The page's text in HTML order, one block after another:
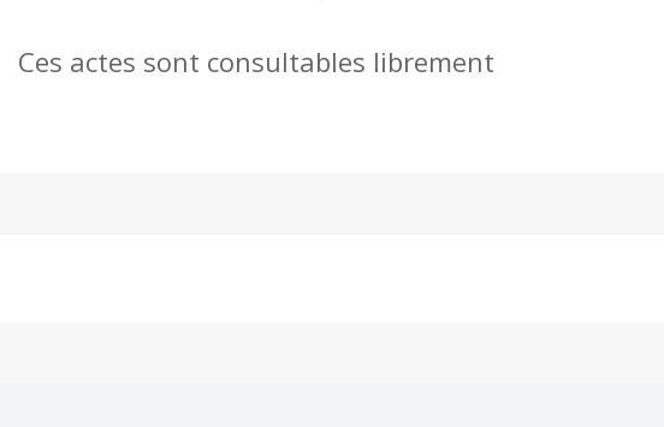
Ces actes sont consultables librement